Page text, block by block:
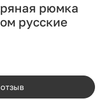
рюмка
русские